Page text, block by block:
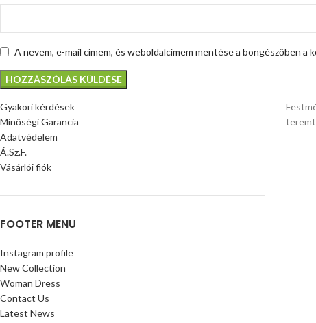
A nevem, e-mail címem, és weboldalcímem mentése a böngészőben a
Gyakori kérdések
Minőségi Garancia
Adatvédelem
Á.Sz.F.
Vásárlói fiók
FOOTER MENU
Instagram profile
New Collection
Woman Dress
Contact Us
Latest News